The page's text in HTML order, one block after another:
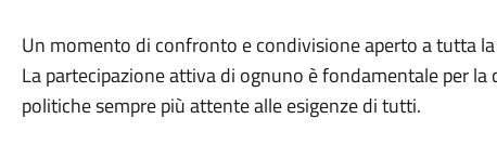
Un momento di confronto e condivisione aperto a tutta
La partecipazione attiva di ognuno è fondamentale per
politiche sempre più attente alle esigenze di tutti.